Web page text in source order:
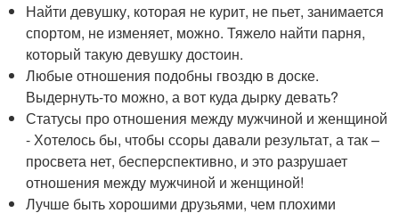
Найти девушку, которая не курит, не пьет, занимается
спортом, не изменяет, можно. Тяжело найти парня,
который такую девушку достоин.
Любые отношения подобны гвоздю в доске.
Выдернуть-то можно, а вот куда дырку девать?
Статусы про отношения между мужчиной и женщиной
- Хотелось бы, чтобы ссоры давали результат, а так –
просвета нет, бесперспективно, и это разрушает
отношения между мужчиной и женщиной!
Лучше быть хорошими друзьями, чем плохими